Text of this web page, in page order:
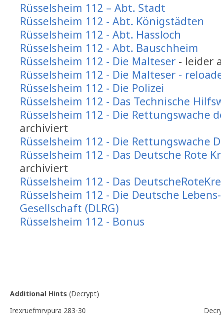
Rüsselsheim 112 – Abt. Stadt
Rüsselsheim 112 - Abt. Königstädten
Rüsselsheim 112 - Abt. Hassloch
Rüsselsheim 112 - Abt. Bauschheim
Rüsselsheim 112 - Die Malteser - leider
Rüsselsheim 112 - Die Malteser -
Rüsselsheim 112 - Die Polizei
Rüsselsheim 112 - Das Technische
Rüsselsheim 112 - Die Rettungswache
archiviert
Rüsselsheim 112 - Die Rettungswache
Rüsselsheim 112 - Das Deutsche Rote
archiviert
Rüsselsheim 112 - Das
Rüsselsheim 112 - Die Deutsche
Gesellschaft (DLRG)
Rüsselsheim 112 - Bonus
Additional Hints (Decrypt)
Irexruefmrvpura 283-30